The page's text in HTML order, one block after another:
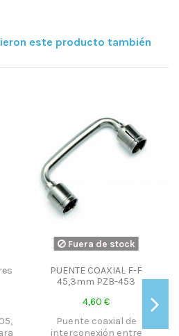
este producto también
Fuera de stock
PUENTE COAXIAL F-F
45,3mm PZB-453
4,60 €
Puente coaxial de
interconexión entre